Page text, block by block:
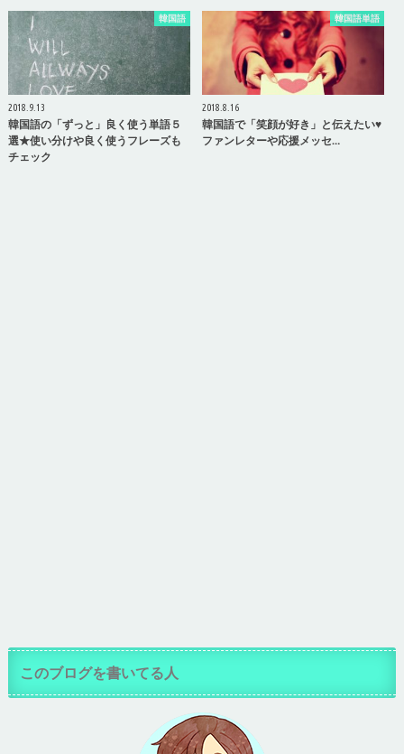
韓国語
2018.9.13
韓国語の「ずっと」良く使う単語５
選★使い分けや良く使うフレーズも
チェック
韓国語単語
2018.8.16
韓国語で「笑顔が好き」と伝えたい♥
ファンレターや応援メッセ…
このブログを書いてる人